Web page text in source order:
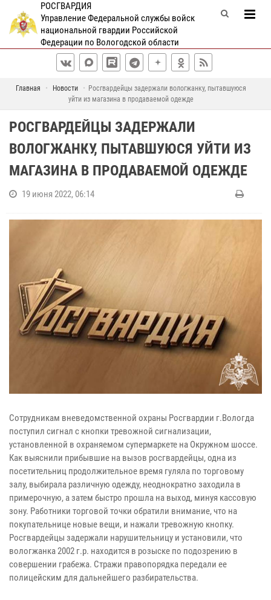
РОСГВАРДИЯ
Управление Федеральной службы войск
национальной гвардии Российской
Федерации по Вологодской области
Главная Новости
Росгвардейцы задержали вологжанку, пытавшуюся
уйти из магазина в продаваемой одежде
РОСГВАРДЕЙЦЫ ЗАДЕРЖАЛИ
ВОЛОГЖАНКУ, ПЫТАВШУЮСЯ УЙТИ ИЗ
МАГАЗИНА В ПРОДАВАЕМОЙ ОДЕЖДЕ
19 июня 2022, 06:14
Сотрудникам вневедомственной охраны Росгвардии г.Вологда
поступил сигнал с кнопки тревожной сигнализации,
установленной в охраняемом супермаркете на Окружном шоссе.
Как выяснили прибывшие на вызов росгвардейцы, одна из
посетительниц продолжительное время гуляла по торговому
залу, выбирала различную одежду, неоднократно заходила в
примерочную, а затем быстро прошла на выход, минуя кассовую
зону. Работники торговой точки обратили внимание, что на
покупательнице новые вещи, и нажали тревожную кнопку.
Росгвардейцы задержали нарушительницу и установили, что
вологжанка 2002 г.р. находится в розыске по подозрению в
совершении грабежа. Стражи правопорядка передали ее
полицейским для дальнейшего разбирательства.